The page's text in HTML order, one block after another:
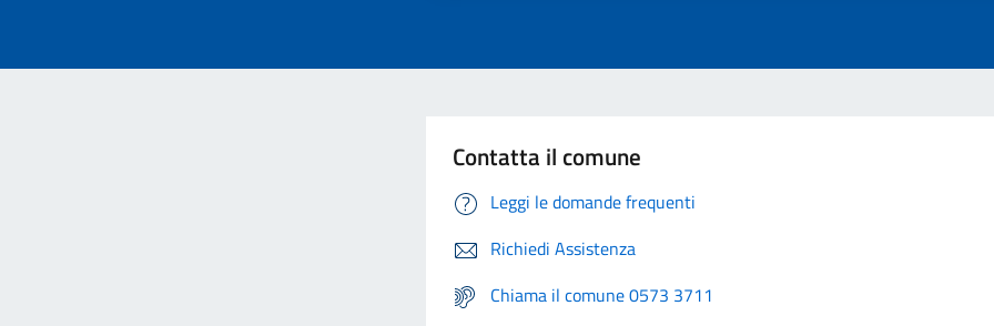
Contatta il comune
Leggi le domande frequenti
Richiedi Assistenza
Chiama il comune 0573 3711